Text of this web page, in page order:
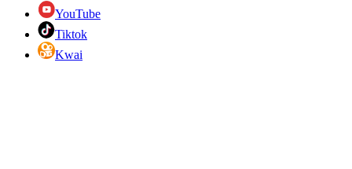
YouTube
Tiktok
Kwai